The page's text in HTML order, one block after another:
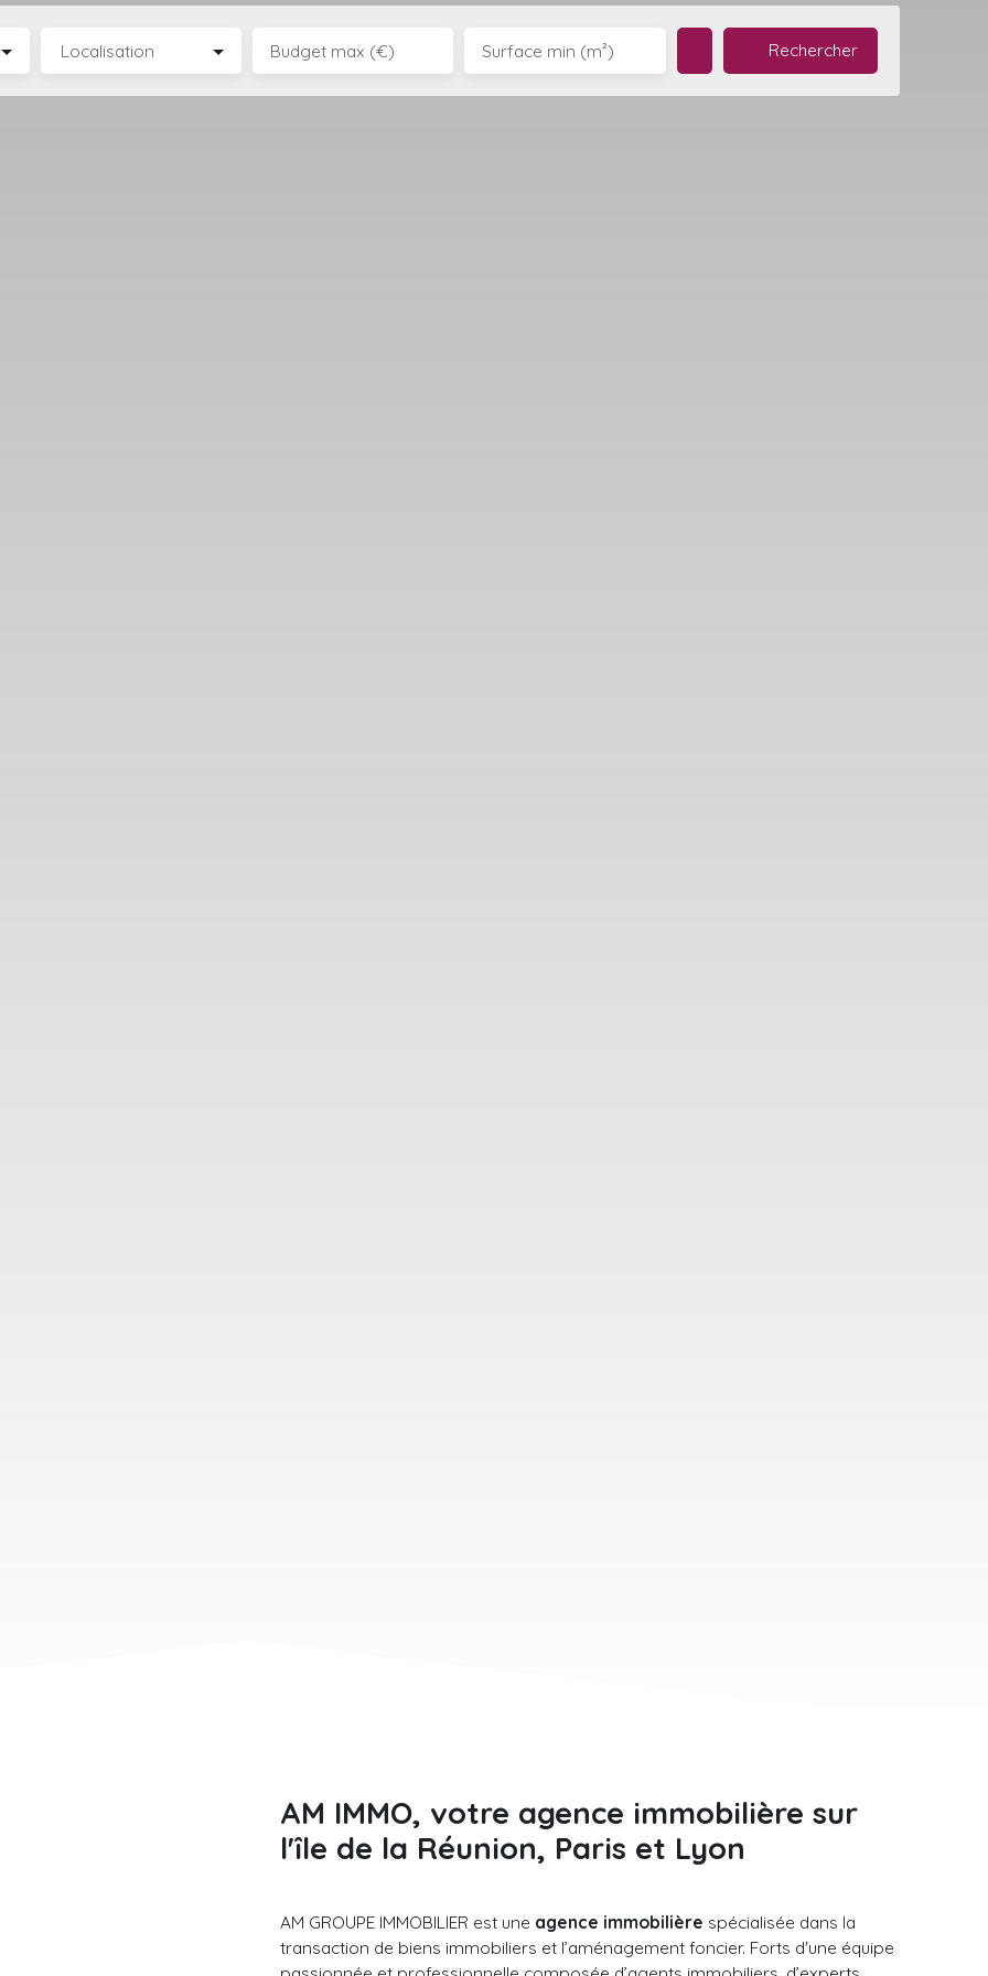
Localisation Budget max (€) Surface min (m²) Rechercher
AM IMMO, votre agence immobilière sur
l'île de la Réunion, Paris et Lyon
AM GROUPE IMMOBILIER est une agence immobilière spécialisée dans la
transaction de biens immobiliers et l’aménagement foncier. Forts d'une équipe